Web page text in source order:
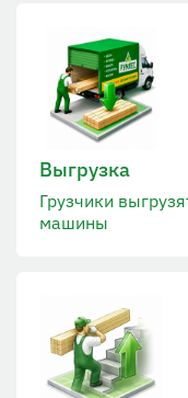
Выгрузка
Грузчики
машины